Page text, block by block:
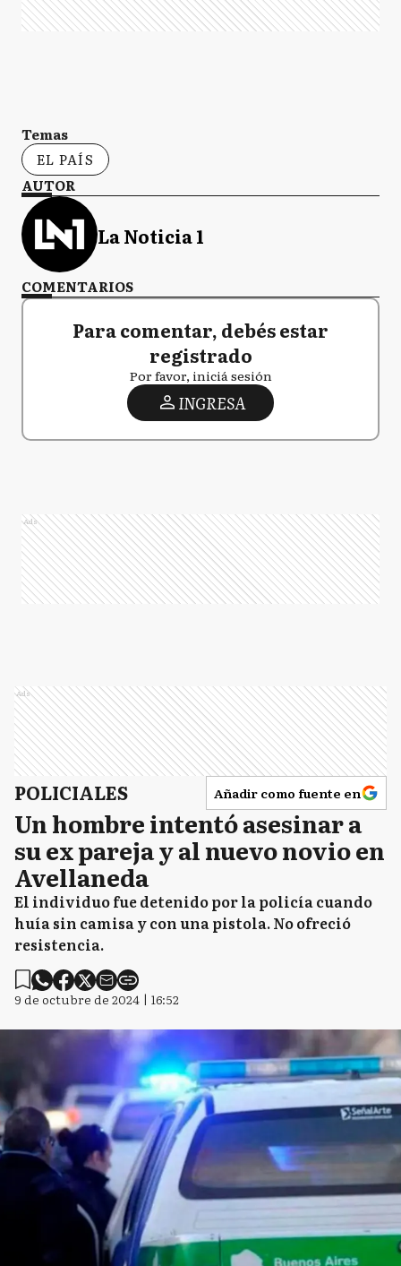
Temas
EL PAÍS
AUTOR
La Noticia 1
COMENTARIOS
Para comentar, debés estar
registrado
Por favor, iniciá sesión
INGRESA
Ads
Ads
POLICIALES Añadir como fuente en
Un hombre intentó asesinar a
su ex pareja y al nuevo novio en
Avellaneda
El individuo fue detenido por la policía cuando
huía sin camisa y con una pistola. No ofreció
resistencia.
9 de octubre de 2024 | 16:52